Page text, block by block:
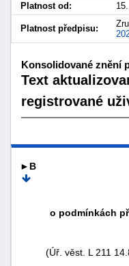
Platnost od:
Platnost předpisu:
Konsolidované znění
Text
registrované
►B
o podmínkách
(Úř. věst. L 211